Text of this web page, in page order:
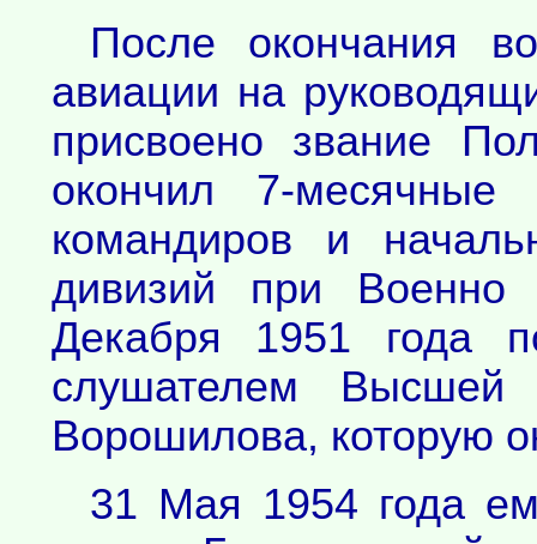
После окончания
авиации на
присвоено звание
окончил 7-месячные
командиров и
дивизий при
Декабря 1951 года
слушателем
Ворошилова, которую
31 Мая 1954 года